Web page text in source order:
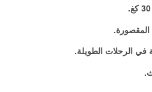
الرحلات الطويلة.